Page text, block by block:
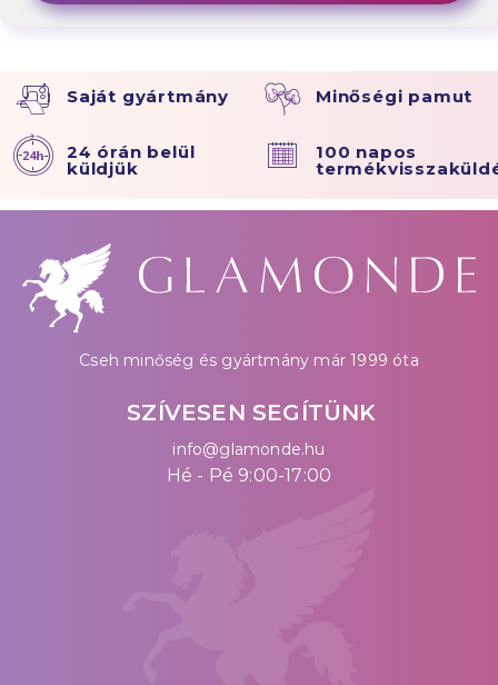
Saját gyártmány Minőségi pamut
24 órán belül
küldjük
100 napos
Cseh minőség és gyártmány már 1999 óta
SZÍVESEN SEGÍTÜNK
info@glamonde.hu
Hé - Pé 9:00-17:00